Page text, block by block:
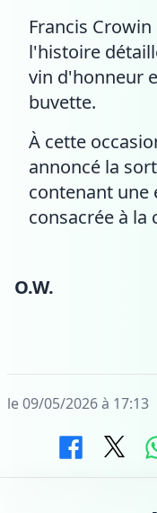
Francis
l'histoire
vin d'honneur
buvette.
À cette
annoncé la
contenant une
consacrée à la
O.W.
le 09/05/2026 à 17:13